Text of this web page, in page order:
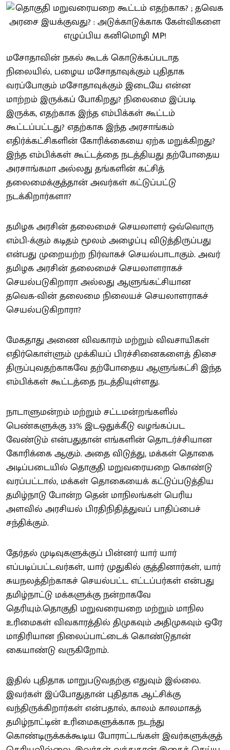
மசோதாவின் நகல் கூடக் கொடுக்கப்படாத
நிலையில், பழைய மசோதாவுக்கும் புதிதாக
வரப்போகும் மசோதாவுக்கும் இடையே என்ன
மாற்றம் இருக்கப் போகிறது? நிலைமை இப்படி
இருக்க, எதற்காக இந்த எம்பிக்கள் கூட்டம்
கூட்டப்பட்டது? எதற்காக இந்த அரசாங்கம்
எதிர்க்கட்சிகளின் கோரிக்கையை ஏற்க மறுக்கிறது?
இந்த எம்பிக்கள் கூட்டத்தை நடத்தியது தற்போதைய
அரசாங்கமா அல்லது தங்களின் கட்சித்
தலைமைக்குத்தான் அவர்கள் கட்டுப்பட்டு
நடக்கிறார்களா?
தமிழக அரசின் தலைமைச் செயலாளர் ஒவ்வொரு
எம்பி-க்கும் கடிதம் மூலம் அழைப்பு விடுத்திருப்பது
என்பது முறையற்ற நிர்வாகச் செயல்பாடாகும். அவர்
தமிழக அரசின் தலைமைச் செயலாளராகச்
செயல்படுகிறாரா அல்லது ஆளுங்கட்சியான
தவெக-வின் தலைமை நிலையச் செயலாளராகச்
செயல்படுகிறாரா?
மேகதாது அணை விவகாரம் மற்றும் விவசாயிகள்
எதிர்கொள்ளும் முக்கியப் பிரச்சினைகளைத் திசை
திருப்புவதற்காகவே தற்போதைய ஆளுங்கட்சி இந்த
எம்பிக்கள் கூட்டத்தை நடத்தியுள்ளது.
நாடாளுமன்றம் மற்றும் சட்டமன்றங்களில்
பெண்களுக்கு 33% இடஒதுக்கீடு வழங்கப்பட
வேண்டும் என்பதுதான் எங்களின் தொடர்ச்சியான
கோரிக்கை ஆகும். அதை விடுத்து, மக்கள் தொகை
அடிப்படையில் தொகுதி மறுவரையறை கொண்டு
வரப்பட்டால், மக்கள் தொகையைக் கட்டுப்படுத்திய
தமிழ்நாடு போன்ற தென் மாநிலங்கள் பெரிய
அளவில் அரசியல் பிரதிநிதித்துவப் பாதிப்பைச்
சந்திக்கும்.
தேர்தல் முடிவுகளுக்குப் பின்னர் யார் யார்
எப்படிப்பட்டவர்கள், யார் முதுகில் குத்தினார்கள், யார்
சுயநலத்திற்காகச் செயல்பட்ட எட்டப்பர்கள் என்பது
தமிழ்நாட்டு மக்களுக்கு நன்றாகவே
தெரியும்.தொகுதி மறுவரையறை மற்றும் மாநில
உரிமைகள் விவகாரத்தில் திமுகவும் அதிமுகவும் ஒரே
மாதிரியான நிலைப்பாட்டைக் கொண்டுதான்
கையாண்டு வருகிறோம்.
இதில் புதிதாக மாறுபடுவதற்கு எதுவும் இல்லை.
இவர்கள் இப்போதுதான் புதிதாக ஆட்சிக்கு
வந்திருக்கிறார்கள் என்பதால், காலம் காலமாகத்
தமிழ்நாட்டின் உரிமைகளுக்காக நடந்து
கொண்டிருக்கக்கூடிய போராட்டங்கள் இவர்களுக்குத்